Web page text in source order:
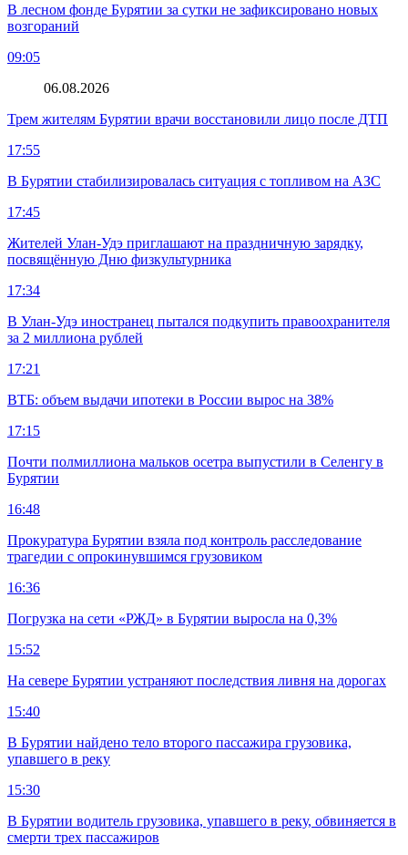
В лесном фонде Бурятии за сутки не зафиксировано новых
возгораний
09:05
06.08.2026
Трем жителям Бурятии врачи восстановили лицо после ДТП
17:55
В Бурятии стабилизировалась ситуация с топливом на АЗС
17:45
Жителей Улан-Удэ приглашают на праздничную зарядку,
посвящённую Дню физкультурника
17:34
В Улан-Удэ иностранец пытался подкупить правоохранителя
за 2 миллиона рублей
17:21
ВТБ: объем выдачи ипотеки в России вырос на 38%
17:15
Почти полмиллиона мальков осетра выпустили в Селенгу в
Бурятии
16:48
Прокуратура Бурятии взяла под контроль расследование
трагедии с опрокинувшимся грузовиком
16:36
Погрузка на сети «РЖД» в Бурятии выросла на 0,3%
15:52
На севере Бурятии устраняют последствия ливня на дорогах
15:40
В Бурятии найдено тело второго пассажира грузовика,
упавшего в реку
15:30
В Бурятии водитель грузовика, упавшего в реку, обвиняется в
смерти трех пассажиров